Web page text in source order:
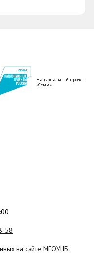
Национальный проект
«Семья»
58
на сайте МГОУНБ